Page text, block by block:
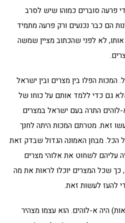
פרעה סוברים כמוהו שיש לסרב
הם כבר נכנעים ורק פרעה מתמיד
לא לפני שהכתוב מציין שמשה
הפלו בין מצרים ובין ישראל
גם כדי ללמד אותם על כוחו של
לוהים התרה בעם ישראל במצרים
זאת. מטרתם המכות היתה לחנך
הכל. מבחן האמונה הגדול שבדק זאת
עליהם לשחוט את אלוהי מצרים
שכל המצרים יוכלו לראות את מה
להעז לעשות זאת.
היה א-לוהים. הוא עצמו מצהיר